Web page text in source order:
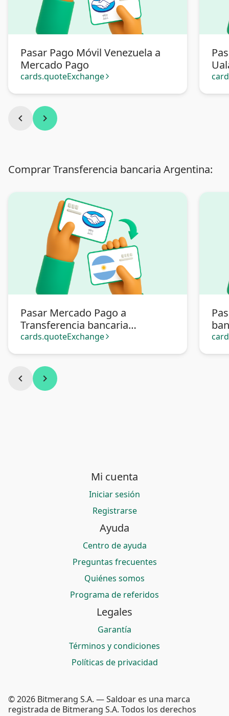
Pasar Pago Móvil Venezuela a
Mercado Pago
cards.quoteExchange arrow_forward_ios
chevron_left chevron_right
Comprar Transferencia bancaria Argentina:
Pasar Mercado Pago a
Transferencia bancaria
Argentina
cards.quoteExchange arrow_forward_ios
chevron_left chevron_right
Mi cuenta
Iniciar sesión
Registrarse
Ayuda
Centro de ayuda
Preguntas frecuentes
Quiénes somos
Programa de referidos
Legales
Garantía
Términos y condiciones
Políticas de privacidad
© 2026 Bitmerang S.A. — Saldoar es una marca
registrada de Bitmerang S.A. Todos los derechos